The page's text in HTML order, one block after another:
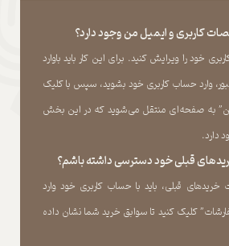
کاربری و ایمیل من وجود دارد؟
خود را ویرایش کنید. برای این کار باید باوارد
وارد حساب کاربری خود بشوید، سپس با کلیک
به صفحه‏‌ای منتقل می‏‌شوید که در این بخش
دارد.​​​​​​​
قبلی خود دسترسی داشته باشم؟
قبلی، باید با حساب کاربری خود وارد
کلیک کنید تا سوابق خرید شما نشان داده